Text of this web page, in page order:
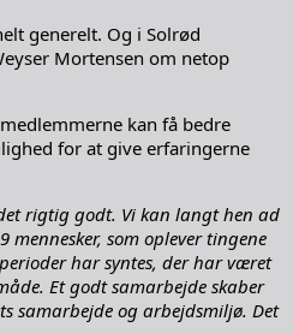
generelt. Og i Solrød
Mortensen om netop
kan få bedre
for at give erfaringerne
rigtig godt. Vi kan langt hen ad
som oplever tingene
har syntes, der har været
Et godt samarbejde skaber
samarbejde og arbejdsmiljø. Det